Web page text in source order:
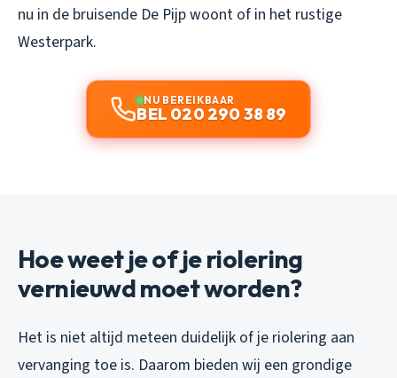
nu in de bruisende De Pijp woont of in het rustige
Westerpark.
NU BEREIKBAAR
BEL 020 290 38 89
Hoe weet je of je riolering
vernieuwd moet worden?
Het is niet altijd meteen duidelijk of je riolering aan
vervanging toe is. Daarom bieden wij een grondige